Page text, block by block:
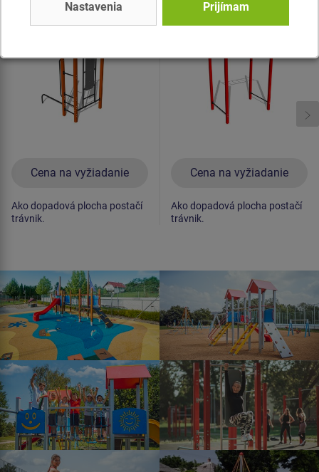
Street workoutová
Cena na vyžiadanie
Ako dopadová plocha postačí
trávnik.
Street workoutový
Cena na vyžiadanie
Ako dopadová plocha postačí
trávnik.
Nastavenia Prijímam